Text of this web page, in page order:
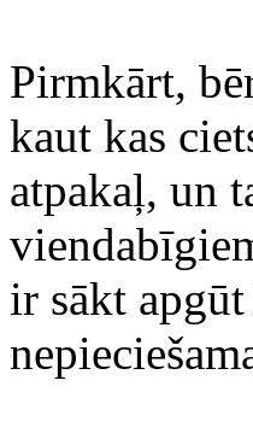
Pirmkārt,
kaut kas
atpakaļ, un
ir sākt